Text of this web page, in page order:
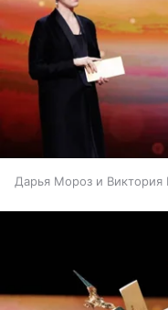
Дарья Мороз и Виктория